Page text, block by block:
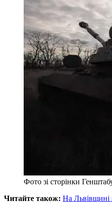
Фото зі сторінки
Читайте також: На Львівщині